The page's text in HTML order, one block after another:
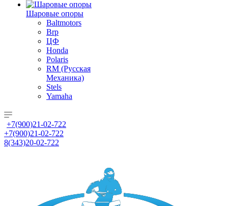
Шаровые опоры
Baltmotors
Brp
ЦФ
Honda
Polaris
RM (Русская
Механика)
Stels
Yamaha
+7(900)21-02-722
+7(900)21-02-722
8(343)20-02-722